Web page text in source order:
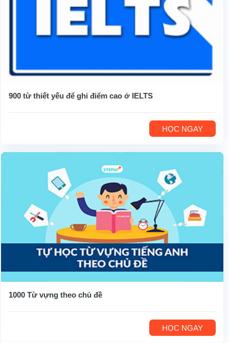
900 từ thiết yếu để ghi điểm cao ở IELTS
HỌC NGAY
1000 Từ vựng theo chủ đề
HỌC NGAY